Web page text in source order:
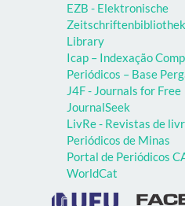
EZB - Elektronische
Library
Icap – Indexação
Periódicos – Base
J4F - Journals for Free
JournalSeek
LivRe - Revistas de
Periódicos de Minas
Portal de Periódicos
WorldCat